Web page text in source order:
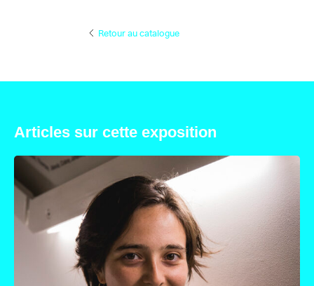
Retour au catalogue
Articles sur cette exposition